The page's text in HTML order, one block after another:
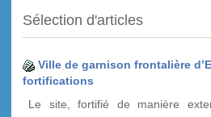
Sélection d'articles
Ville de garnison frontalière
fortifications
Le site, fortifié de manière